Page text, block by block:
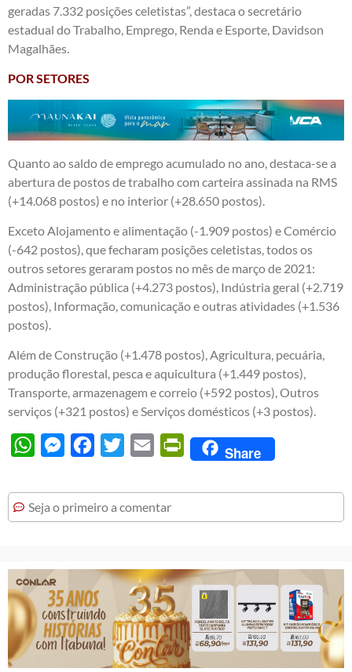
geradas 7.332 posições celetistas”, destaca o secretário
estadual do Trabalho, Emprego, Renda e Esporte, Davidson
Magalhães.
POR SETORES
Quanto ao saldo de emprego acumulado no ano, destaca-se a
abertura de postos de trabalho com carteira assinada na RMS
(+14.068 postos) e no interior (+28.650 postos).
Exceto Alojamento e alimentação (-1.909 postos) e Comércio
(-642 postos), que fecharam posições celetistas, todos os
outros setores geraram postos no mês de março de 2021:
Administração pública (+4.273 postos), Indústria geral (+2.719
postos), Informação, comunicação e outras atividades (+1.536
postos).
Além de Construção (+1.478 postos), Agricultura, pecuária,
produção florestal, pesca e aquicultura (+1.449 postos),
Transporte, armazenagem e correio (+592 postos), Outros
serviços (+321 postos) e Serviços domésticos (+3 postos).
WhatsAppMessengerFacebook
Twitter Email PrintFriendly
Share
Seja o primeiro a comentar